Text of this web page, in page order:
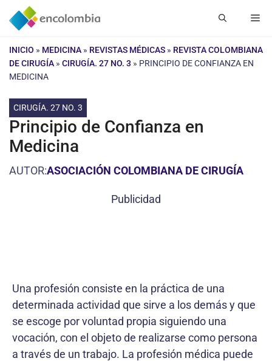
Saltar
INICIO » MEDICINA » REVISTAS MÉDICAS » REVISTA COLOMBIANA
DE CIRUGÍA » CIRUGÍA. 27 NO. 3 » PRINCIPIO DE CONFIANZA EN
MEDICINA
CIRUGÍA. 27 NO. 3
Principio de Confianza en
Medicina
AUTOR:ASOCIACIÓN COLOMBIANA DE CIRUGÍA
Publicidad
Una profesión consiste en la práctica de una
determina­da actividad que sirve a los demás y que
se escoge por voluntad propia siguiendo una
vocación, con el objeto de realizarse como persona
a través de un trabajo. La profesión médica puede